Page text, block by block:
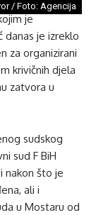
/ Foto: Agencija
je
danas je izreklo
za organizirani
krivičnih djela
zatvora u
sudskog
sud F BiH
nakon što je
ali i
u Mostaru od